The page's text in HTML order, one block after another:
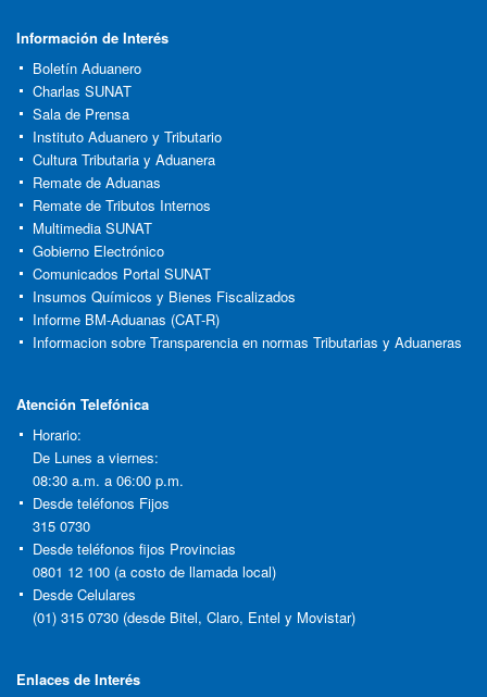
Información de Interés
Boletín Aduanero
Charlas SUNAT
Sala de Prensa
Instituto Aduanero y Tributario
Cultura Tributaria y Aduanera
Remate de Aduanas
Remate de Tributos Internos
Multimedia SUNAT
Gobierno Electrónico
Comunicados Portal SUNAT
Insumos Químicos y Bienes Fiscalizados
Informe BM-Aduanas (CAT-R)
Informacion sobre Transparencia en normas Tributarias y Aduaneras
Atención Telefónica
Horario:
De Lunes a viernes:
08:30 a.m. a 06:00 p.m.
Desde teléfonos Fijos
315 0730
Desde teléfonos fijos Provincias
0801 12 100 (a costo de llamada local)
Desde Celulares
(01) 315 0730 (desde Bitel, Claro, Entel y Movistar)
Enlaces de Interés